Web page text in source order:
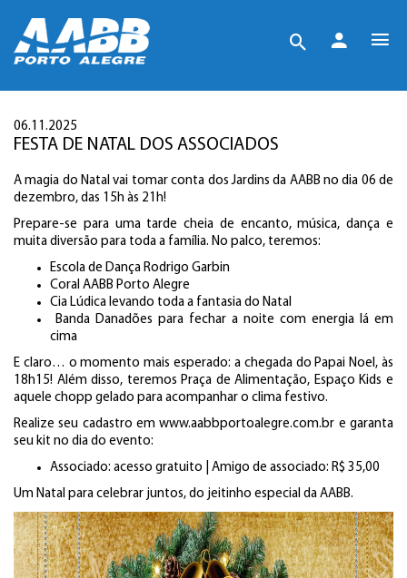
06.11.2025
FESTA DE NATAL DOS ASSOCIADOS
A magia do Natal vai tomar conta dos Jardins da AABB no dia 06 de
dezembro, das 15h às 21h!
Prepare-se para uma tarde cheia de encanto, música, dança e
muita diversão para toda a família. No palco, teremos:
Escola de Dança Rodrigo Garbin
Coral AABB Porto Alegre
Cia Lúdica levando toda a fantasia do Natal
Banda Danadões para fechar a noite com energia lá em
cima
E claro… o momento mais esperado: a chegada do Papai Noel, às
18h15! Além disso, teremos Praça de Alimentação, Espaço Kids e
aquele chopp gelado para acompanhar o clima festivo.
Realize seu cadastro em www.aabbportoalegre.com.br e garanta
seu kit no dia do evento:
Associado: acesso gratuito | Amigo de associado: R$ 35,00
Um Natal para celebrar juntos, do jeitinho especial da AABB.